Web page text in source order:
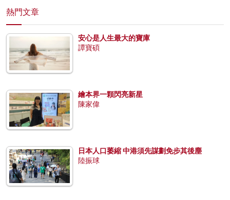
熱門文章
安心是人生最大的寶庫
譚寶碩
繪本界一顆閃亮新星
陳家偉
日本人口萎縮 中港須先謀劃免步其後塵
陸振球